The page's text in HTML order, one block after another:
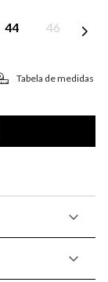
44 46
Tabela de medidas